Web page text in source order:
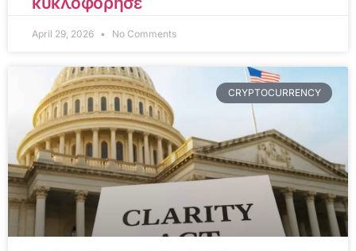
April 29, 2026 No Comments
CRYPTOCURRENCY